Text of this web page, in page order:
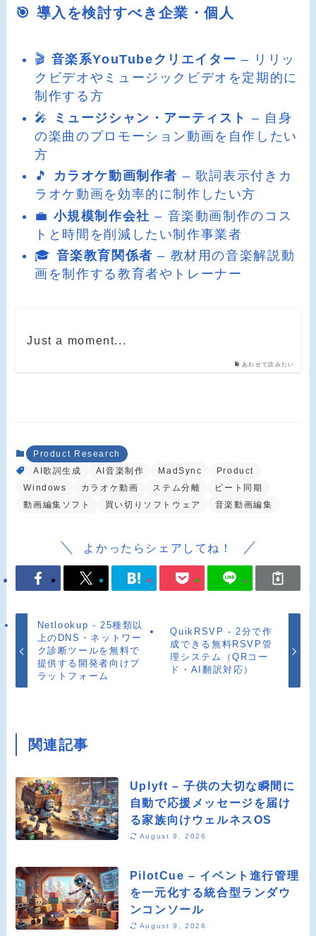
🎯 導入を検討すべき企業・個人
🎬 音楽系YouTubeクリエイター – リリッ
クビデオやミュージックビデオを定期的に
制作する方
🎤
ミュージシャン・アーティスト – 自身
の楽曲のプロモーション動画を自作したい
方
🎵
カラオケ動画制作者 – 歌詞表示付きカ
ラオケ動画を効率的に制作したい方
💼 小規模制作会社 – 音楽動画制作のコス
トと時間を削減したい制作事業者
🎓 音楽教育関係者 – 教材用の音楽解説動
画を制作する教育者やトレーナー
あわせて読みたい
Just a moment...
Product Research
AI歌詞生成
AI音楽制作 MadSync
Product
Windows
カラオケ動画 ステム分離
ビート同期
動画編集ソフト
買い切りソフトウェア 音楽動画編集
よかったらシェアしてね！
Netlookup - 25種類以
上のDNS・ネットワー
ク診断ツールを無料で
提供する開発者向けプ
ラットフォーム
QuikRSVP - 2分で作
成できる無料RSVP管
理システム（QRコー
ド・AI翻訳対応）
関連記事
Uplyft – 子供の大切な瞬間に
自動で応援メッセージを届け
る家族向けウェルネスOS
August 9, 2026
PilotCue – イベント進行管理
を一元化する統合型ランダウ
ンコンソール
August 9, 2026